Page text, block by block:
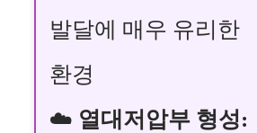
발달에 매우 유리한
환경
☁️ 열대저압부 형성: